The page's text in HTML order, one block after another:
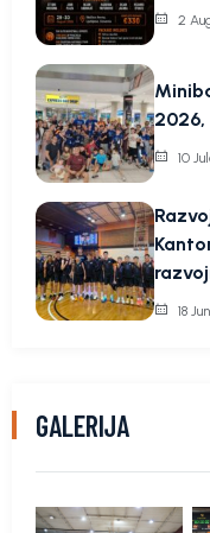
2
10
18
GALERIJA